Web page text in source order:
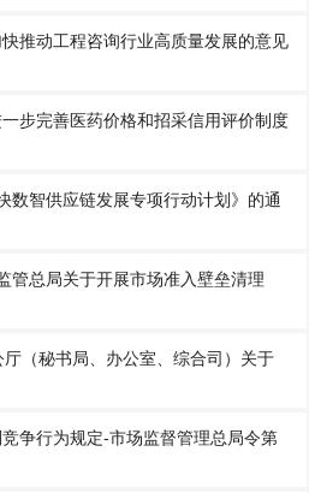
推动工程咨询行业高质量发展的意见
步完善医药价格和招采信用评价制度
数智供应链发展专项行动计划》的通
管总局关于开展市场准入壁垒清理
（秘书局、办公室、综合司）关于
争行为规定-市场监督管理总局令第